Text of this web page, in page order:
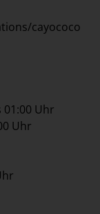
cayococo
Uhr
Uhr